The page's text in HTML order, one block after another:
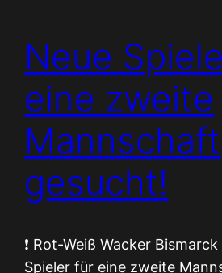
Neue
eine zweite
Mannschaft
gesucht!
❗️ Rot-Weiß Wacker
Spieler für eine zweite